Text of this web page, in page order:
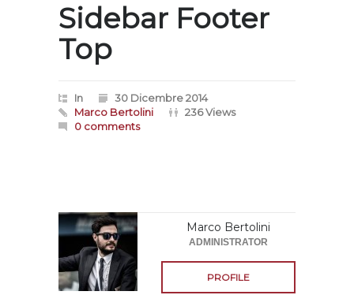
Sidebar Footer
Top
In
30 Dicembre 2014
Marco Bertolini
236 Views
0 comments
Marco Bertolini
ADMINISTRATOR
PROFILE